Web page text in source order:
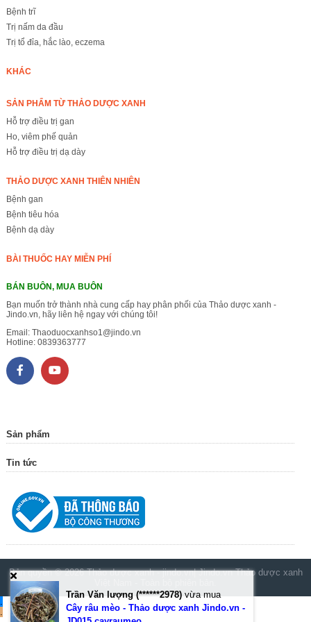
Bệnh trĩ
Trị nấm da đầu
Trị tổ đỉa, hắc lào, eczema
KHÁC
SẢN PHẨM TỪ THẢO DƯỢC XANH
Hỗ trợ điều trị gan
Ho, viêm phế quản
Hỗ trợ điều trị dạ dày
THẢO DƯỢC XANH THIÊN NHIÊN
Bệnh gan
Bệnh tiêu hóa
Bệnh dạ dày
BÀI THUỐC HAY MIỄN PHÍ
BÁN BUÔN, MUA BUÔN
Bạn muốn trở thành nhà cung cấp hay phân phối của Thảo dược xanh -
Jindo.vn, hãy liên hệ ngay với chúng tôi!
Email: Thaoduocxanhso1@jindo.vn
Hotline: 0839363777
Sản phẩm
Tin tức
Bản quyền © 2026Thảo dược xanh - jindo.vn| Jindo.vn Thảo dược xanh
.
.
Trần Văn lượng (******2978) vừa mua
Cây râu mèo - Thảo dược xanh Jindo.vn -